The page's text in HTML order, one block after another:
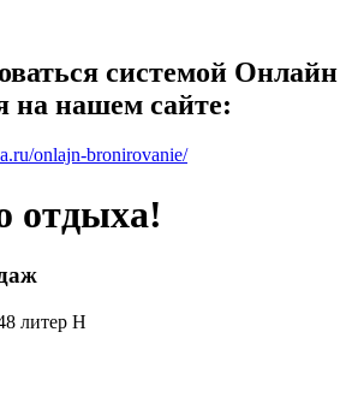
системой Онлайн
на нашем сайте:
onlajn-bronirovanie/
отдыха!
литер Н